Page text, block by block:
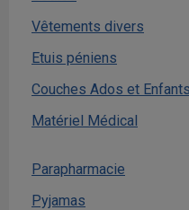
Vêtements divers
Etuis péniens
Couches Ados et Enfants
Matériel Médical
Parapharmacie
Pyjamas